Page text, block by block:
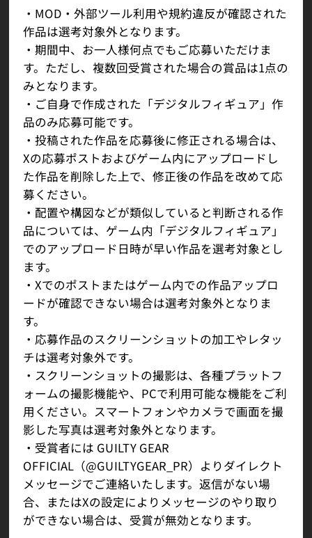
・MOD・外部ツール利用や規約違反が確認された
作品は選考対象外となります。
・期間中、お一人様何点でもご応募いただけま
す。ただし、複数回受賞された場合の賞品は1点の
みとなります。
・ご自身で作成された「デジタルフィギュア」作
品のみ応募可能です。
・投稿された作品を応募後に修正される場合は、
Xの応募ポストおよびゲーム内にアップロードし
た作品を削除した上で、修正後の作品を改めて応
募ください。
・配置や構図などが類似していると判断される作
品については、ゲーム内「デジタルフィギュア」
でのアップロード日時が早い作品を選考対象とし
ます。
・Xでのポストまたはゲーム内での作品アップロ
ードが確認できない場合は選考対象外となりま
す。
・応募作品のスクリーンショットの加工やレタッ
チは選考対象外です。
・スクリーンショットの撮影は、各種プラットフ
ォームの撮影機能や、PCで利用可能な機能をご利
用ください。スマートフォンやカメラで画面を撮
影した写真は選考対象外となります。
・受賞者には GUILTY GEAR
OFFICIAL（@GUILTYGEAR_PR）よりダイレクト
メッセージでご連絡いたします。返信がない場
合、またはXの設定によりメッセージのやり取り
ができない場合は、受賞が無効となります。